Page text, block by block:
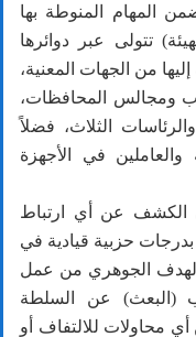
رقم (10 لسنة 2008)، وضمن المهام المنوطة بها
تتولى عبر دوائرها
من الجهات المعنية،
ومجالس المحافظات،
الثلاث، فضلاً
في الأجهزة
الكشف عن أي ارتباط
بدرجات حزبية قيادية في
الجوهري من عمل
(البعث) عن السلطة
محاولات للالتفاف أو